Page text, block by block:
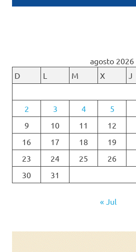
agosto 2026
D
L M X J
2
3 4 5
9
10 11 12
16
17 18 19
23
24 25 26
30
31
« Jul